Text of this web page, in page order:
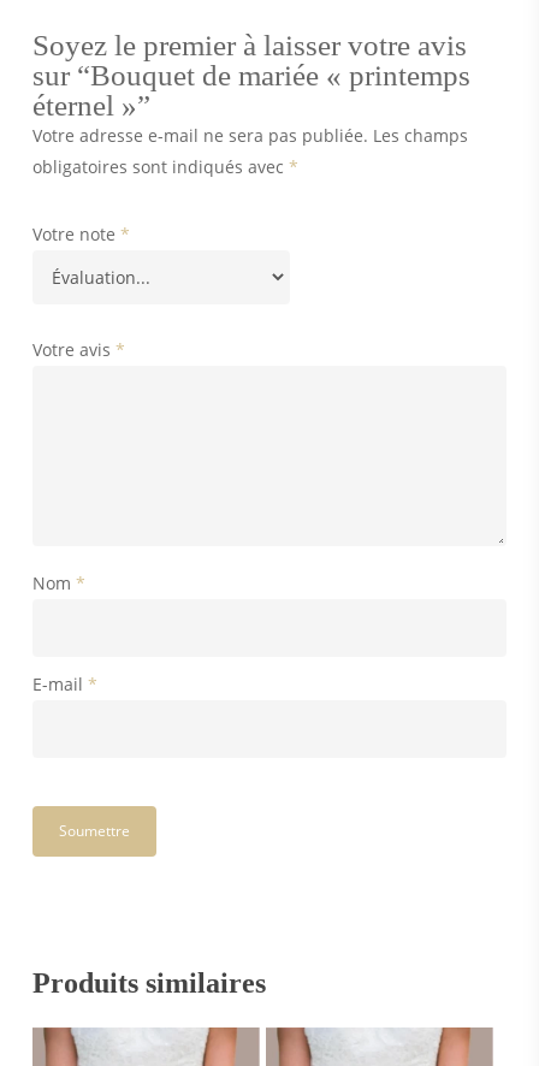
Soyez le premier à laisser votre avis
sur “Bouquet de mariée « printemps
éternel »”
Votre adresse e-mail ne sera pas publiée. Les champs
obligatoires sont indiqués avec *
Votre note *
Votre avis *
Nom *
E-mail *
Produits similaires